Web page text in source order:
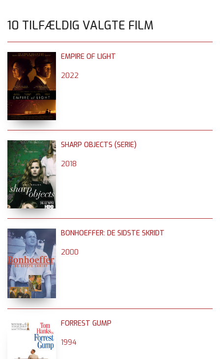
10 TILFÆLDIG VALGTE FILM
EMPIRE OF LIGHT
2022
SHARP OBJECTS (SERIE)
2018
BONHOEFFER: DE SIDSTE SKRIDT
2000
FORREST GUMP
1994